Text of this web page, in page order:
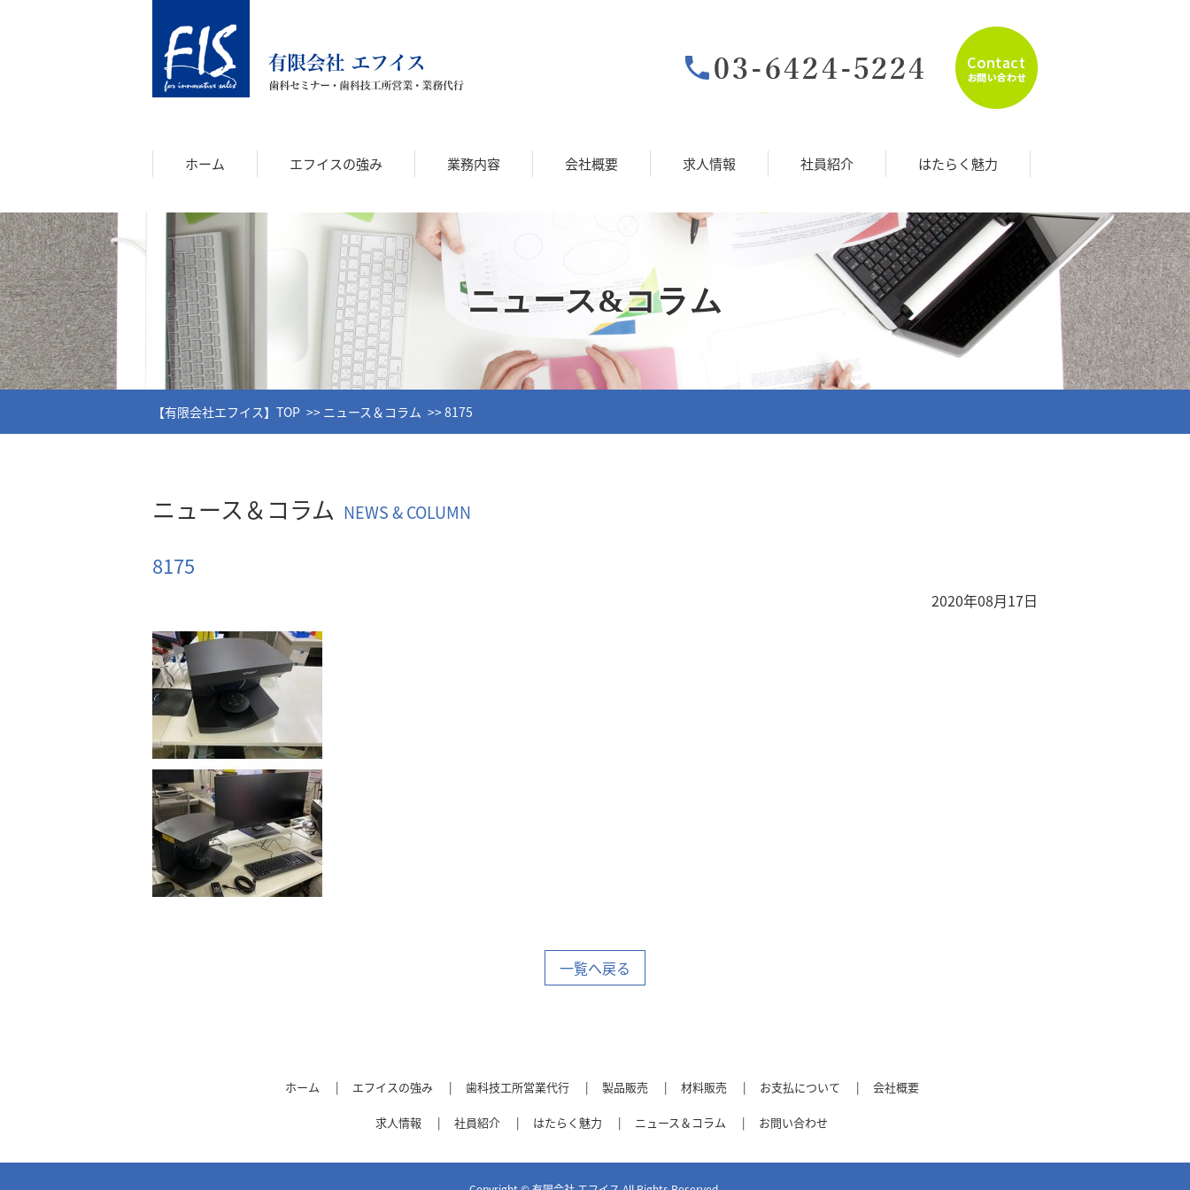
ホーム エフイスの強み 業務内容 会社概要 求人情報 社員紹介 はたらく魅力
ニュース&コラム
【有限会社エフイス】TOP ニュース＆コラム 8175
ニュース＆コラム NEWS & COLUMN
8175
2020年08月17日
一覧へ戻る
ホーム エフイスの強み 歯科技工所営業代行 製品販売 材料販売 お支払について 会社概要
求人情報 社員紹介 はたらく魅力 ニュース＆コラム お問い合わせ